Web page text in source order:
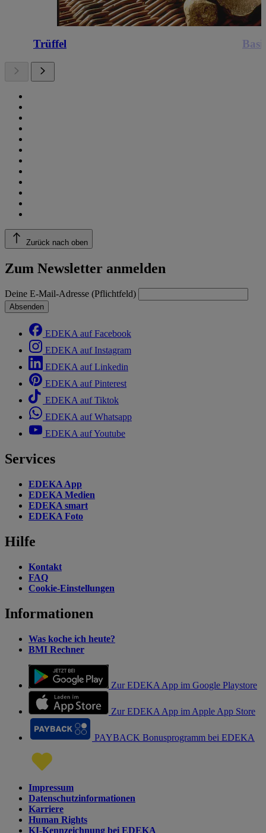
Trüffel
Zurück nach oben
Zum Newsletter anmelden
Deine E-Mail-Adresse (Pflichtfeld)
Absenden
EDEKA auf Facebook
EDEKA auf Instagram
EDEKA auf Linkedin
EDEKA auf Pinterest
EDEKA auf Tiktok
EDEKA auf Whatsapp
EDEKA auf Youtube
Services
EDEKA App
EDEKA Medien
EDEKA smart
EDEKA Foto
Hilfe
Kontakt
FAQ
Cookie-Einstellungen
Informationen
Was koche ich heute?
BMI Rechner
Zur EDEKA App im Google Playstore
Zur EDEKA App im Apple App Store
PAYBACK Bonusprogramm bei EDEKA
Impressum
Datenschutzinformationen
Karriere
Human Rights
KI-Kennzeichnung bei EDEKA